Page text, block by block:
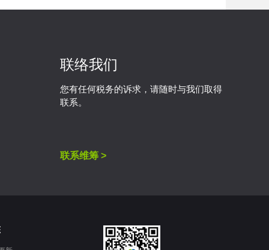
联络我们
您有任何税务的诉求，请随时与我们取得
联系。
联系维筹 >